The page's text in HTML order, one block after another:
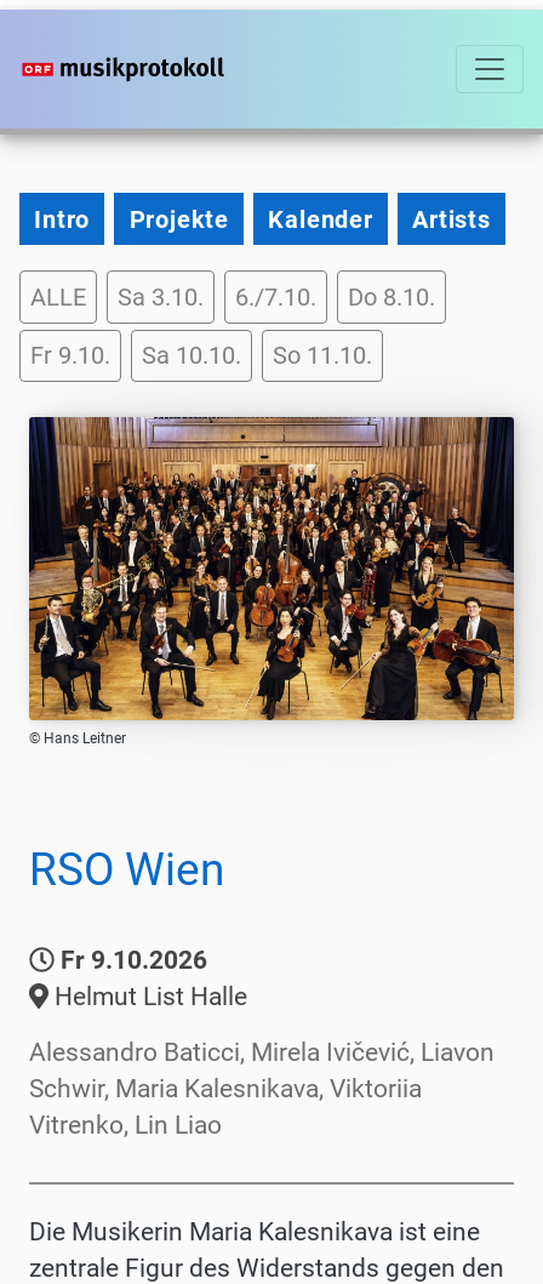
Direkt
zum
Intro
Projekte Kalender Artists
Programm-
Tag-
Filter
ALLE Sa 3.10. 6./7.10. Do 8.10.
Fr 9.10. Sa 10.10. So 11.10.
© Hans Leitner
RSO Wien
Fr 9.10.2026
Helmut List Halle
Alessandro Baticci, Mirela Ivičević, Liavon
Schwir, Maria Kalesnikava, Viktoriia
Vitrenko, Lin Liao
Die Musikerin Maria Kalesnikava ist eine
zentrale Figur des Widerstands gegen den